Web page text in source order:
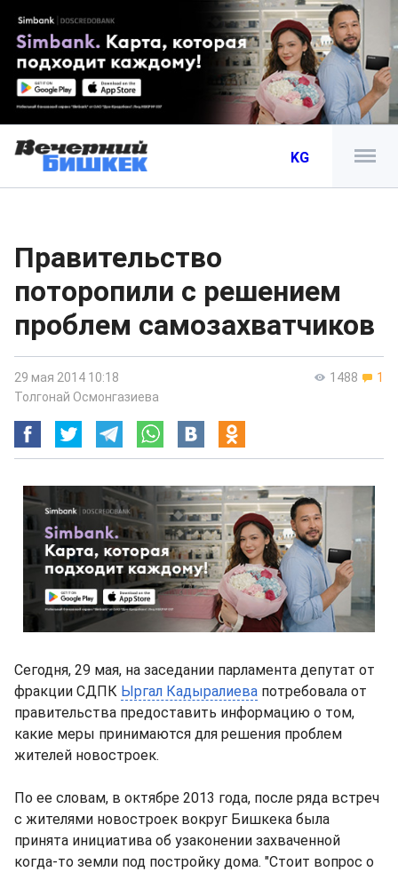
KG
Правительство
поторопили с решением
проблем самозахватчиков
1488 1
29 мая 2014 10:18
Толгонай Осмонгазиева
Сегодня, 29 мая, на заседании парламента депутат от
фракции СДПК Ыргал Кадыралиева потребовала от
правительства предоставить информацию о том,
какие меры принимаются для решения проблем
жителей новостроек.
По ее словам, в октябре 2013 года, после ряда встреч
с жителями новостроек вокруг Бишкека была
принята инициатива об узаконении захваченной
когда-то земли под постройку дома. "Стоит вопрос о